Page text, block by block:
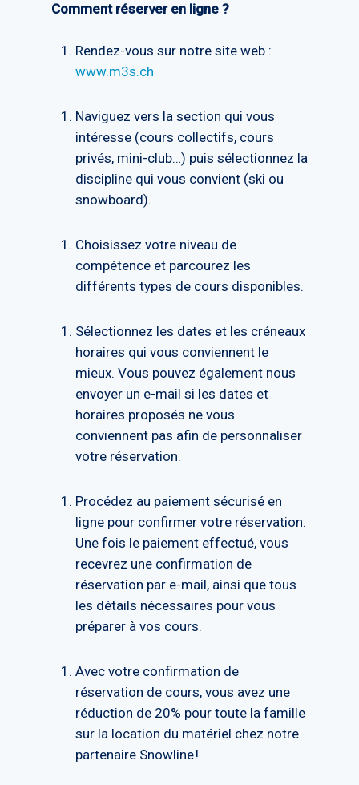
Comment réserver en ligne ?
Rendez-vous sur notre site web :
www.m3s.ch
Naviguez vers la section qui vous
intéresse (cours collectifs, cours
privés, mini-club…) puis sélectionnez la
discipline qui vous convient (ski ou
snowboard).
Choisissez votre niveau de
compétence et parcourez les
différents types de cours disponibles.
Sélectionnez les dates et les créneaux
horaires qui vous conviennent le
mieux. Vous pouvez également nous
envoyer un e-mail si les dates et
horaires proposés ne vous
conviennent pas afin de personnaliser
votre réservation.
Procédez au paiement sécurisé en
ligne pour confirmer votre réservation.
Une fois le paiement effectué, vous
recevrez une confirmation de
réservation par e-mail, ainsi que tous
les détails nécessaires pour vous
préparer à vos cours.
Avec votre confirmation de
réservation de cours, vous avez une
réduction de 20% pour toute la famille
sur la location du matériel chez notre
partenaire Snowline !